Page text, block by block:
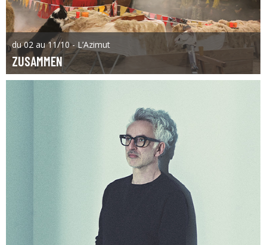
du 02 au 11/10 - L’Azimut
ZUSAMMEN